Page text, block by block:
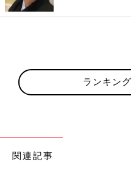
4歳の二男がカートに乗りたいという
試合の終わる時間なんて毎日
ようやく訪れた静けさの中、
誤解なきように補足すると、
しいんです（にっこり）
もちろん、夫も仕事で頑張っ
わが家は夫がアスリートとい
ランキン
関連記事